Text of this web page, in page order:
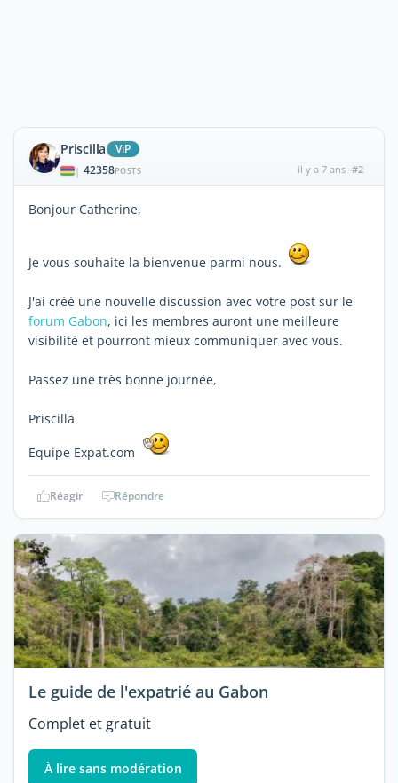
Priscilla ViP
| 42358POSTS il y a 7 ans #2
Bonjour Catherine,
Je vous souhaite la bienvenue parmi nous.
J'ai créé une nouvelle discussion avec votre post sur le
forum Gabon, ici les membres auront une meilleure
visibilité et pourront mieux communiquer avec vous.
Passez une très bonne journée,
Priscilla
Equipe Expat.com
Réagir Répondre
Le guide de l'expatrié au Gabon
Complet et gratuit
À lire sans modération